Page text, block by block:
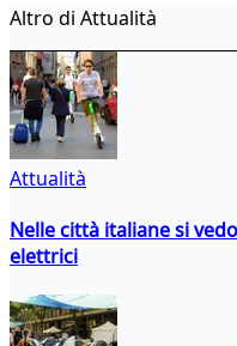
Altro di Attualità
Attualità
Nelle città italiane si
elettrici